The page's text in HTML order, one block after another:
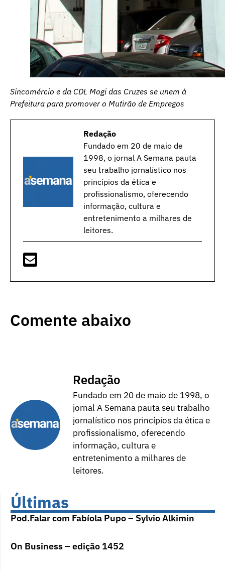
Sincomércio e da CDL Mogi das Cruzes se unem à
Prefeitura para promover o Mutirão de Empregos
Redação
Fundado em 20 de maio de
1998, o jornal A Semana pauta
seu trabalho jornalístico nos
princípios da ética e
profissionalismo, oferecendo
informação, cultura e
entretenimento a milhares de
leitores.
Comente abaixo
Redação
Fundado em 20 de maio de 1998, o
jornal A Semana pauta seu trabalho
jornalístico nos princípios da ética e
profissionalismo, oferecendo
informação, cultura e
entretenimento a milhares de
leitores.
Últimas
Pod.Falar com Fabíola Pupo – Sylvio Alkimin
On Business – edição 1452